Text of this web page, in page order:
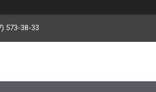
573-38-33